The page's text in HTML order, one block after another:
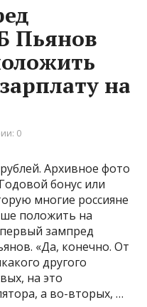
Пьянов
на
0
Архивное фото
бонус или
многие россияне
положить на
зампред
«Да, конечно. От
другого
на это
а во-вторых, …